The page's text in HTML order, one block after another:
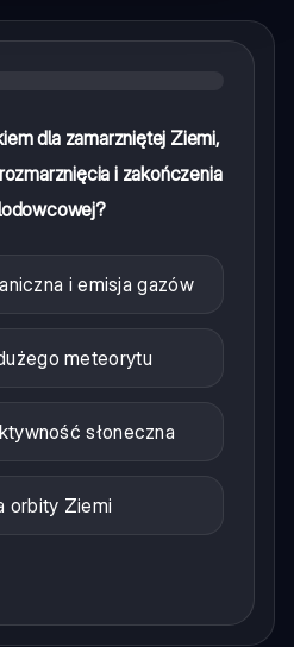
dla zamarzniętej Ziemi,
i zakończenia
i emisja gazów
meteorytu
słoneczna
orbity Ziemi